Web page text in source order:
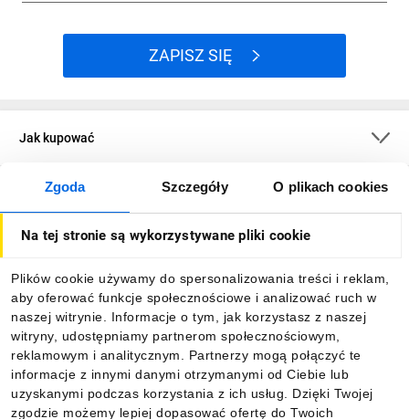
Zgoda Szczegóły O plikach cookies
Na tej stronie są wykorzystywane pliki cookie
Plików cookie używamy do spersonalizowania treści i reklam,
aby oferować funkcje społecznościowe i analizować ruch w
naszej witrynie. Informacje o tym, jak korzystasz z naszej
witryny, udostępniamy partnerom społecznościowym,
reklamowym i analitycznym. Partnerzy mogą połączyć te
informacje z innymi danymi otrzymanymi od Ciebie lub
uzyskanymi podczas korzystania z ich usług. Dzięki Twojej
zgodzie możemy lepiej dopasować ofertę do Twoich
ZAPISZ SIĘ
Jak kupować
O firmie
Informacje
Pobierz naszą aplikację mobilną: